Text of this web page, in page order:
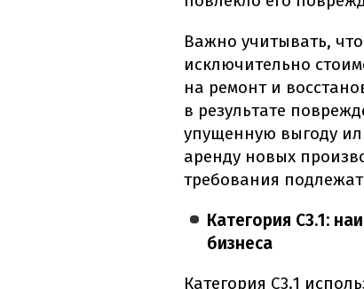
Важно учитывать,
исключительно
на ремонт и
в результате
упущенную выгоду
аренду новых
требования
Категория С3.1:
бизнеса
Категория С3.1